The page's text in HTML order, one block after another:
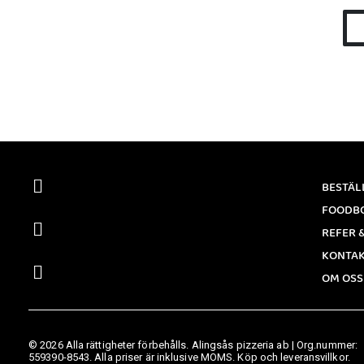
REFER
OM OSS
© 2026 Alla rättigheter förbehålls. Alingsås pizzeria ab | Org.nummer:
559390-8543. Alla priser är inklusive MOMS. Köp och leveransvillkor.